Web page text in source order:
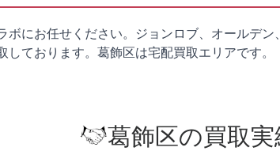
ボにお任せください。ジョンロブ、オールデ
しております。葛飾区は宅配買取エリアです。
葛飾区の買取実